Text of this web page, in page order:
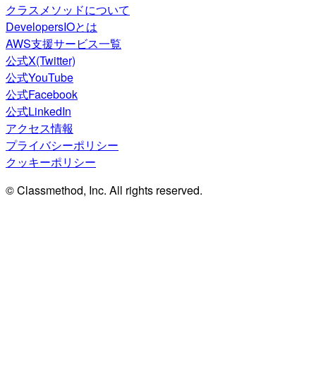
クラスメソッドについて
DevelopersIOとは
AWS支援サービス一覧
公式X(Twitter)
公式YouTube
公式Facebook
公式LinkedIn
アクセス情報
プライバシーポリシー
クッキーポリシー
© Classmethod, Inc. All rights reserved.